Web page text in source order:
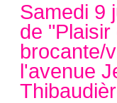
Samedi 9
de "Plaisir
brocante/
l'avenue